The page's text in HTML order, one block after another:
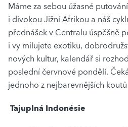
Máme za sebou úžasné
i divokou Jižní Afrikou a náš
přednášek v Centralu úspěšně
i vy milujete exotiku,
nových kultur, kalendář si
poslední červnové pondělí.
jednoho z nejbarevnějších
Tajuplná Indonésie